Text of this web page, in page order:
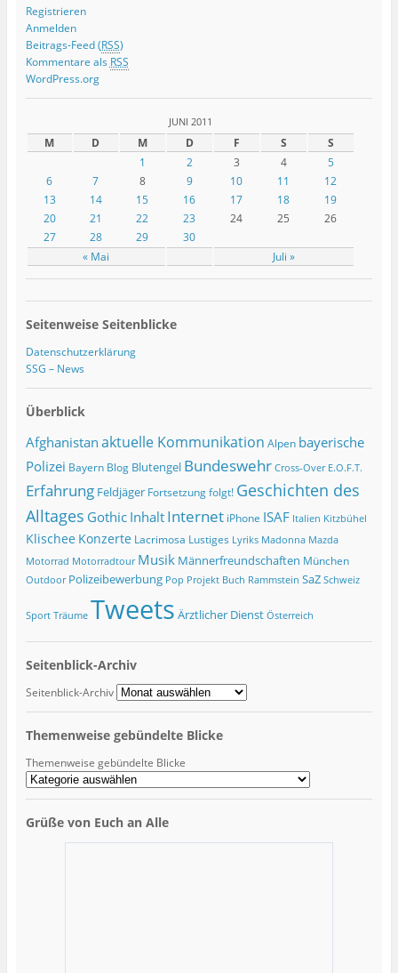
Registrieren
Anmelden
Beitrags-Feed (RSS)
Kommentare als RSS
WordPress.org
JUNI 2011
M D M D F S S
« Mai Juli »
1 2 3 4
5
6
7 8 9 10 11
12
13
14 15 16 17 18
19
20
21 22 23 24 25
26
27
28 29 30
Seitenweise Seitenblicke
Datenschutzerklärung
SSG – News
Überblick
Afghanistanaktuelle Kommunikation Alpen bayerische
Polizei Bayern Blog Blutengel Bundeswehr Cross-Over E.O.F.T.
Erfahrung Feldjäger Fortsetzung folgt! Geschichten des
Alltages Gothic Inhalt Internet iPhone ISAF Italien Kitzbühel
Klischee Konzerte Lacrimosa Lustiges Lyriks Madonna Mazda
Motorrad Motorradtour Musik Männerfreundschaften München
Outdoor Polizeibewerbung Pop Projekt Buch Rammstein SaZ Schweiz
Sport Träume Tweets Ärztlicher Dienst Österreich
Seitenblick-Archiv
Seitenblick-Archiv
Themenweise gebündelte Blicke
Themenweise gebündelte Blicke
Grüße von Euch an Alle